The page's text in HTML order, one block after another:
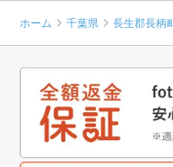
ホーム 千葉県 長生郡長柄